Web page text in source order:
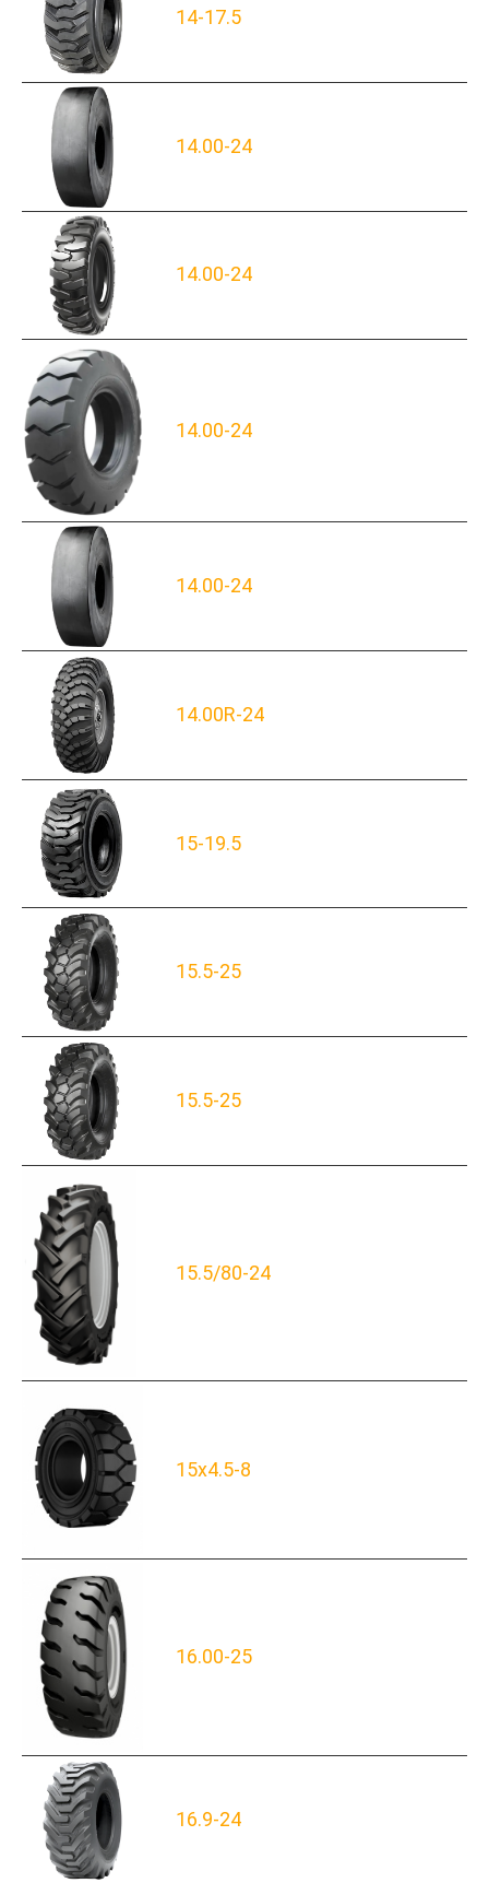
14-17.5
14.00-24
14.00-24
14.00-24
14.00-24
14.00R-24
15-19.5
15.5-25
15.5-25
15.5/80-24
15x4.5-8
16.00-25
16.9-24